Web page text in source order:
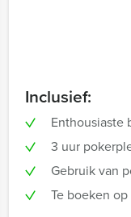
Inclusief:
Enthousiaste
3 uur
Gebruik van
Te boeken